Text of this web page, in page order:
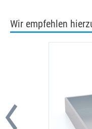
Wir empfehlen